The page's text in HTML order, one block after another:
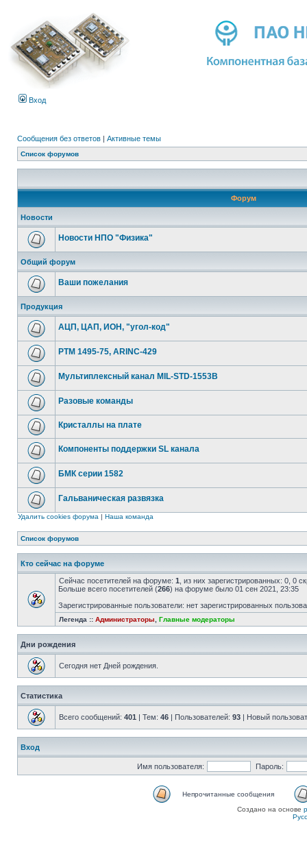
Вход
Сообщения без ответов | Активные темы
Список форумов
Форум
Новости
Новости НПО "Физика"
Общий форум
Ваши пожелания
Продукция
АЦП, ЦАП, ИОН, "угол-код"
РТМ 1495-75, ARINC-429
Мультиплексный канал MIL-STD-1553B
Разовые команды
Кристаллы на плате
Компоненты поддержки SL канала
БМК серии 1582
Гальваническая развязка
Удалить cookies форума | Наша команда
Список форумов
Кто сейчас на форуме
Сейчас посетителей на форуме: 1 , из них зарегистрированных: 0, 0
Больше всего посетителей (266) на форуме было 01 сен 2021, 23:35
Зарегистрированные пользователи: нет зарегистрированных
Легенда :: Администраторы Главные модераторы
Дни рождения
Сегодня нет Дней рождения.
Статистика
Всего сообщений: 401 | Тем: 46 | Пользователей: 93 | Новый
Вход
Имя пользователя: Пароль:
Непрочитанные сообщения
Создано на основе